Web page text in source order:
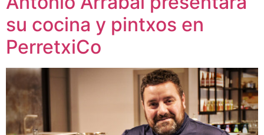
su cocina y pintxos en
PerretxiCo